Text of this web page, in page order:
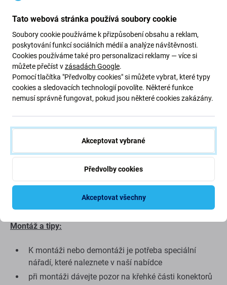
zařízení se rychle vybíjí
zařízení se přehřívá
zařízení nelze nabít na 100 %
zařízení neindikuje správně stav baterie
Kvalita náhradních dílů
Kvalita: Aftermarket- Náhradní díl prodávaný jako
Aftermarket je vyroben podle stejných norem, specifikací
a materiálů jako originál. Toto je kopie originálu a
náhradní díl dodávaný jako Aftermarket může mít (ve
vzácných případech) minimální rozdíly ve funkčnosti,
kvalitě nebo vzhledu. Chcete-li se dozvědět více o kvalitě,
přečtěte si náš blog, kde se na kvalitu zaměřujeme
Montáž a tipy:
K montáži nebo demontáži je potřeba speciální
nářadí, které naleznete v naší nabídce
při montáži dávejte pozor na křehké části konektorů
Tato webová stránka používá soubory cookie
Soubory cookie používáme k přizpůsobení obsahu a reklam,
poskytování funkcí sociálních médií a analýze návštěvnosti.
Cookies používáme také pro personalizaci reklamy — více si
můžete přečíst vzásadách Google.
Pomocí tlačítka "Předvolby cookies" si můžete vybrat, které typy
cookies a sledovacích technologií povolíte. Některé funkce
nemusí správně fungovat, pokud jsou některé cookies zakázány.
Akceptovat vybrané
Předvolby cookies
Akceptovat všechny